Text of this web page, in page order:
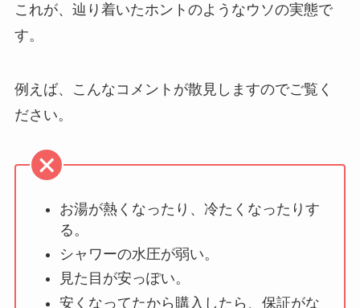
これが、辿り着いたホントのようなウソの実態で
す。
例えば、こんなコメントが散見しますのでご覧く
ださい。
お湯が熱くなったり、冷たくなったりす
る。
シャワーの水圧が弱い。
見た目が安っぽい。
安くなってたから購入したら、保証がな